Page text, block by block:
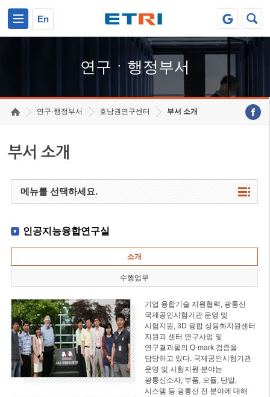
En
연구ㆍ행정부서
연구·행정부서 호남권연구센터 부서 소개
부서 소개
메뉴를 선택하세요.
인공지능융합연구실
소개
수행업무
기업 융합기술 지원협력, 광통신
국제공인시험기관 운영 및
시험지원, 3D 융합 상용화지원센터
지원과 센터 연구사업 및
연구결과물의 Q-mark 검증을
담당하고 있다. 국제공인시험기관
운영 및 시험지원 분야는
광통신소자, 부품, 모듈, 단말,
시스템 등 광통신 전 분야에 대해